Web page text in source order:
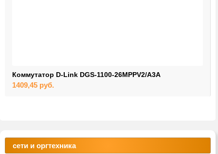
Коммутатор D-Link DGS-1100-26MPPV2/A3A
1409,45 руб.
сети и оргтехника